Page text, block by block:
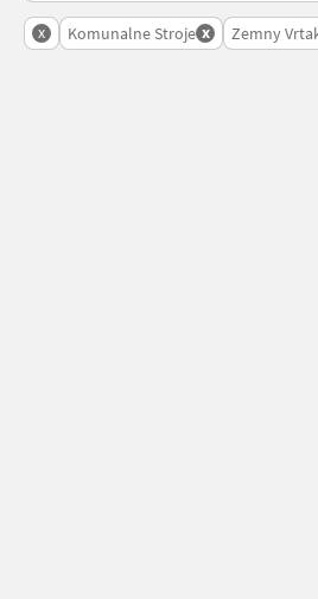
x Komunalne Stroje x Zemny